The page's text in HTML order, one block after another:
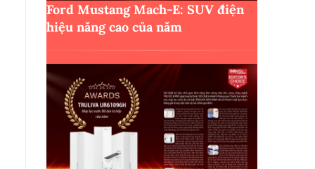
Ford Mustang Mach-E: SUV điện
hiệu năng cao của năm